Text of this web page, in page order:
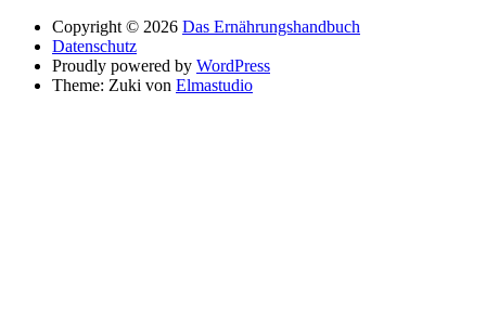
Copyright © 2026 Das Ernährungshandbuch
Datenschutz
Proudly powered by WordPress
Theme: Zuki von Elmastudio